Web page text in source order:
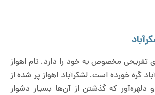
تفریحی مخصوص به خود را دارد. نام اهواز
گره خورده است.لشکرآباد اهواز پر شده از
دلهره‌آور که گذشتن از آن‌ها بسیار دشوار